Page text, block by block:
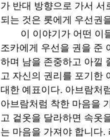
가 반대 방향으로 가서
되는 것은 롯에게 우선권
이 이야기가 어떤 이
조카에게 우선을 권을 준
하며 남을 존중하고 아낄
고 자신의 권리를 포기한
대한 예표이다. 아브람처
아브람처럼 착한 마음을
고 겉옷을 달라하면 속옷
는 마음을 가져야 합니다.